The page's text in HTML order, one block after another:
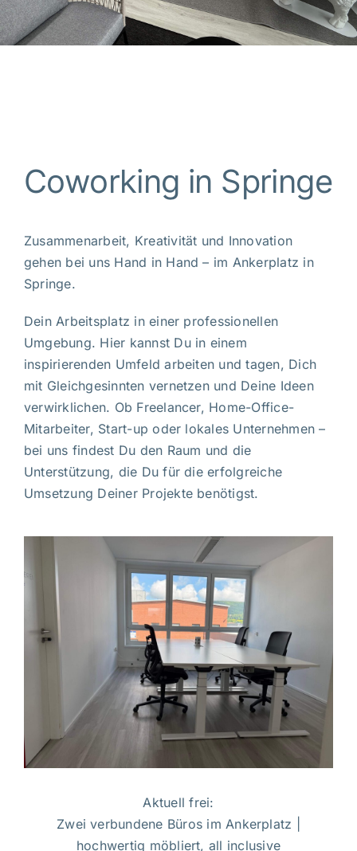
Coworking in Springe
Zusammenarbeit, Kreativität und Innovation
gehen bei uns Hand in Hand – im Ankerplatz in
Springe.
Dein Arbeitsplatz in einer professionellen
Umgebung. Hier kannst Du in einem
inspirierenden Umfeld arbeiten und tagen, Dich
mit Gleichgesinnten vernetzen und Deine Ideen
verwirklichen. Ob Freelancer, Home-Office-
Mitarbeiter, Start-up oder lokales Unternehmen –
bei uns findest Du den Raum und die
Unterstützung, die Du für die erfolgreiche
Umsetzung Deiner Projekte benötigst.
Aktuell frei:
Zwei verbundene Büros im Ankerplatz |
hochwertig möbliert, all inclusive